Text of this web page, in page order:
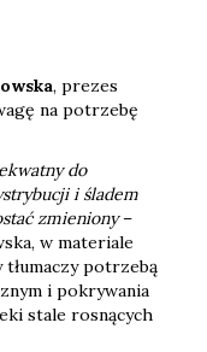
, prezes
na potrzebę
do
i śladem
zmieniony–
w materiale
tłumaczy potrzebą
i pokrywania
stale rosnących